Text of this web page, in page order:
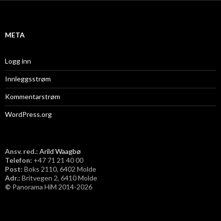
i
META
Logg inn
Innleggsstrøm
Kommentarstrøm
WordPress.org
Ansv. red.: Arild Waagbø
Telefon: ​+47 71 21 40 00
Post: Boks 2110, 6402 Molde
Adr.: Britvegen 2, 6410 Molde
© Panorama HiM 2014-2026